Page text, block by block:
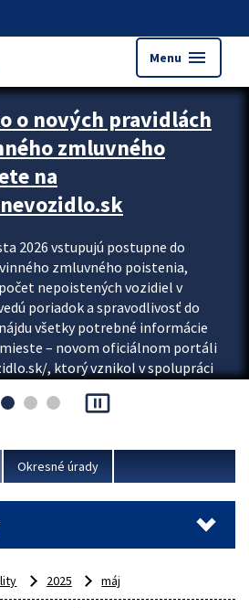
Menu menu
o nových pravidlách
zmluvného
na
2026 vstupujú postupne do
zmluvného poistenia,
nepoistených vozidiel v
poriadok a spravodlivosť do
všetky potrebné informácie
– novom oficiálnom portáli
, ktorý vznikol v spolupráci
a Ministerstva vnútra SR.
pause_presentation
Okresné úrady
2025 máj